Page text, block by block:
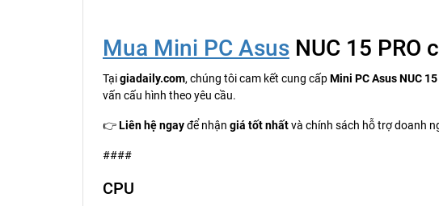
Mua Mini PC Asus NUC 15 PRO
Tạigiadaily.com, chúng tôi cam kết cung cấpMini PC Asus NUC
vấn cấu hình theo yêu cầu.
👉Liên hệ ngayđể nhận giá tốt nhấtvà chính sách hỗ trợ doanh
####
CPU